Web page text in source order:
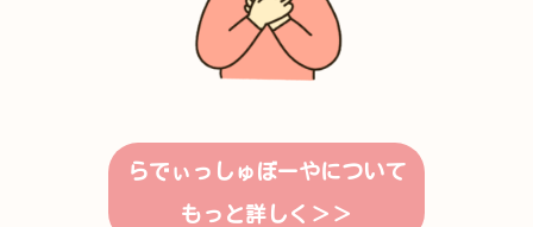
らでぃっしゅぼーやについて
もっと詳しく＞＞